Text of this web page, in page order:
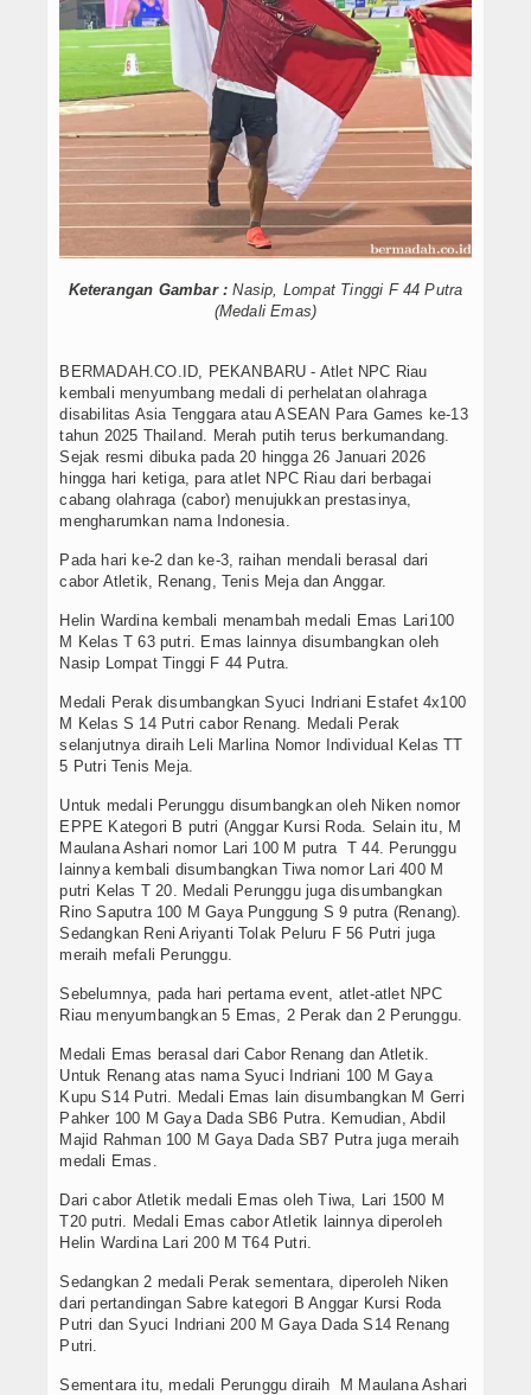
Keterangan Gambar : Nasip, Lompat Tinggi F 44 Putra
(Medali Emas)
BERMADAH.CO.ID, PEKANBARU - Atlet NPC Riau
kembali menyumbang medali di perhelatan olahraga
disabilitas Asia Tenggara atau ASEAN Para Games ke-13
tahun 2025 Thailand. Merah putih terus berkumandang.
Sejak resmi dibuka pada 20 hingga 26 Januari 2026
hingga hari ketiga, para atlet NPC Riau dari berbagai
cabang olahraga (cabor) menujukkan prestasinya,
mengharumkan nama Indonesia.
Pada hari ke-2 dan ke-3, raihan mendali berasal dari
cabor Atletik, Renang, Tenis Meja dan Anggar.
Helin Wardina kembali menambah medali Emas Lari100
M Kelas T 63 putri. Emas lainnya disumbangkan oleh
Nasip Lompat Tinggi F 44 Putra.
Medali Perak disumbangkan Syuci Indriani Estafet 4x100
M Kelas S 14 Putri cabor Renang. Medali Perak
selanjutnya diraih Leli Marlina Nomor Individual Kelas TT
5 Putri Tenis Meja.
Untuk medali Perunggu disumbangkan oleh Niken nomor
EPPE Kategori B putri (Anggar Kursi Roda. Selain itu, M
Maulana Ashari nomor Lari 100 M putra T 44. Perunggu
lainnya kembali disumbangkan Tiwa nomor Lari 400 M
putri Kelas T 20. Medali Perunggu juga disumbangkan
Rino Saputra 100 M Gaya Punggung S 9 putra (Renang).
Sedangkan Reni Ariyanti Tolak Peluru F 56 Putri juga
meraih mefali Perunggu.
Sebelumnya, pada hari pertama event, atlet-atlet NPC
Riau menyumbangkan 5 Emas, 2 Perak dan 2 Perunggu.
Medali Emas berasal dari Cabor Renang dan Atletik.
Untuk Renang atas nama Syuci Indriani 100 M Gaya
Kupu S14 Putri. Medali Emas lain disumbangkan M Gerri
Pahker 100 M Gaya Dada SB6 Putra. Kemudian, Abdil
Majid Rahman 100 M Gaya Dada SB7 Putra juga meraih
medali Emas.
Dari cabor Atletik medali Emas oleh Tiwa, Lari 1500 M
T20 putri. Medali Emas cabor Atletik lainnya diperoleh
Helin Wardina Lari 200 M T64 Putri.
Sedangkan 2 medali Perak sementara, diperoleh Niken
dari pertandingan Sabre kategori B Anggar Kursi Roda
Putri dan Syuci Indriani 200 M Gaya Dada S14 Renang
Putri.
Sementara itu, medali Perunggu diraih M Maulana Ashari